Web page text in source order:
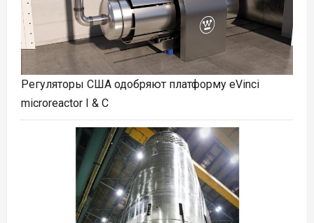
Регуляторы США одобряют платформу eVinci
microreactor I & C